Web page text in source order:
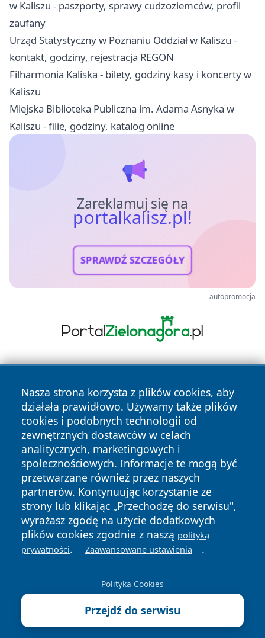
w Kaliszu - paszporty, sprawy cudzoziemców, profil
zaufany
Urząd Statystyczny w Poznaniu Oddział w Kaliszu -
kontakt, godziny, rejestracja REGON
Filharmonia Kaliska - bilety, godziny kasy i koncerty w
Kaliszu
Miejska Biblioteka Publiczna im. Adama Asnyka w
Kaliszu - filie, godziny, katalog online
Zareklamuj się na
portalkalisz.pl!
SPRAWDŹ SZCZEGÓŁY
autopromocja
Nasza strona korzysta z plików cookies, aby
działała prawidłowo. Używamy także plików
cookies i podobnych technologii od
zewnętrznych dostawców w celach
analitycznych, marketingowych i
społecznościowych. Informacje te mogą być
przetwarzane również przez naszych
partnerów. Kontynuując korzystanie ze
strony lub klikając „Przechodzę do serwisu",
wyrażasz zgodę na użycie dodatkowych
plików cookies zgodnie z naszą polityką
prywatności. Zaawansowane ustawienia .
Polityka Cookies
Przejdź do serwisu
Copyright © 2026 portalkalisz.pl Wszystkie prawa
zastrzeżone.
News Autorzy
Polityka
Prywatności
Polityka
Cookies